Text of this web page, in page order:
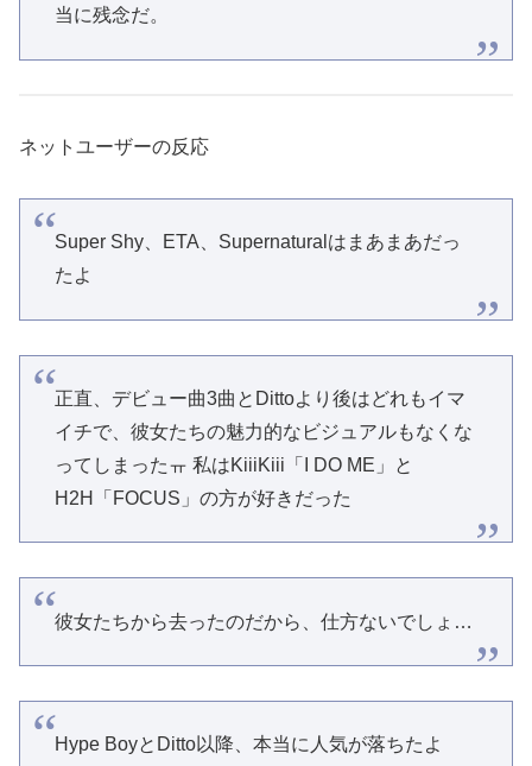
当に残念だ。
ネットユーザーの反応
Super Shy、ETA、Supernaturalはまあまあだっ
たよ
正直、デビュー曲3曲とDittoより後はどれもイマ
イチで、彼女たちの魅力的なビジュアルもなくな
ってしまったㅠ 私はKiiiKiii「I DO ME」と
H2H「FOCUS」の方が好きだった
彼女たちから去ったのだから、仕方ないでしょ…
Hype BoyとDitto以降、本当に人気が落ちたよ